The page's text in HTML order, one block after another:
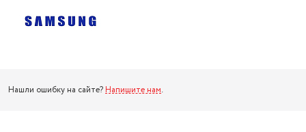
Нашли ошибку на сайте? Напишите нам.